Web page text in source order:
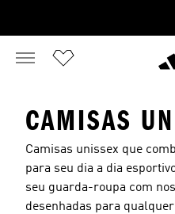
CAMISAS
Camisas unissex que
para seu dia a dia
seu guarda-roupa com
desenhadas para qualquer